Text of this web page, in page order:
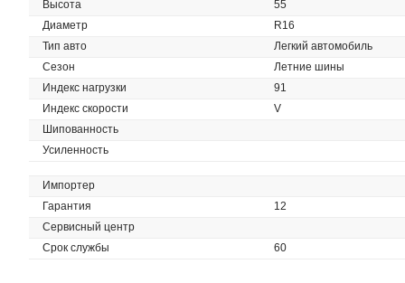
Высота
55
Диаметр
R16
Тип авто
Легкий автомобиль
Сезон
Летние шины
Индекс нагрузки
91
Индекс скорости
V
Шипованность
Усиленность
Импортер
Гарантия
12
Сервисный центр
Срок службы
60